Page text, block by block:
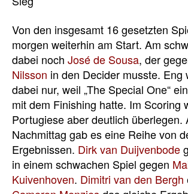
Von den insgesamt 16 gesetzten
morgen weiterhin am Start. Am
dabei noch José de Sousa, der
Nilsson in den Decider musste. Eng
dabei nur, weil „The Special One“
mit dem Finishing hatte. Im Scoring
Portugiese aber deutlich überlegen.
Nachmittag gab es eine Reihe von
Ergebnissen. Dirk van Duijvenbode
in einem schwachen Spiel gegen
Kuivenhoven. Dimitri van den Bergh